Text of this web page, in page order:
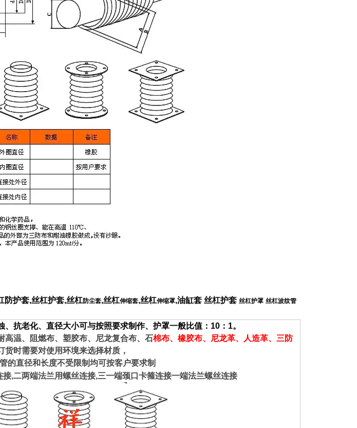
防护套,丝杠护套,丝杠防尘套,丝杠伸缩套,丝杠伸缩罩,油缸套 丝杠护套 丝杠护罩 丝杠波纹管
抗老化、直径大小可与按照要求制作、护罩一般比值：10：1。
温、阻燃布、塑胶布、尼龙复合布、石棉布、 橡胶布、尼龙革、人造革、三防
货时需要对使用环境来选择材质，
的直径和长度不受限制均可按客户要求制
二两端法兰用螺丝连接,三一端颈口卡箍连接一端法兰螺丝连接